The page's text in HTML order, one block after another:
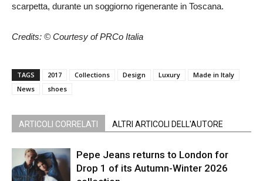
scarpetta, durante un soggiorno rigenerante in Toscana.
Credits: © Courtesy of PRCo Italia
TAGS 2017 Collections Design Luxury
Made in Italy
News
shoes
ARTICOLI CORRELATI ALTRI ARTICOLI DELL'AUTORE
Pepe Jeans returns to London for
Drop 1 of its Autumn-Winter 2026